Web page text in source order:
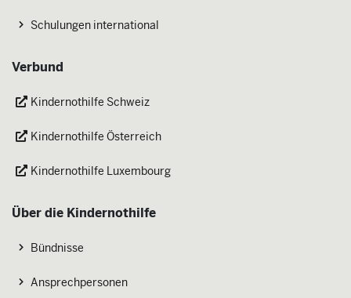
Schulungen international
Verbund
Kindernothilfe Schweiz
Kindernothilfe Österreich
Kindernothilfe Luxembourg
Über die Kindernothilfe
Bündnisse
Ansprechpersonen